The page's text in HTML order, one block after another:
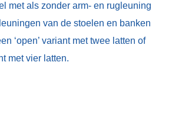
met als zonder arm- en rugleuning
van de stoelen en banken
‘open’ variant met twee latten of
met vier latten.